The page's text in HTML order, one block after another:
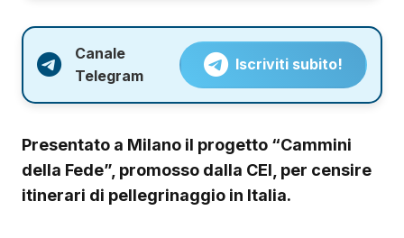
Canale
Telegram
Iscriviti subito!
Presentato a Milano il progetto “Cammini
della Fede”, promosso dalla CEI, per censire
itinerari di pellegrinaggio in Italia.